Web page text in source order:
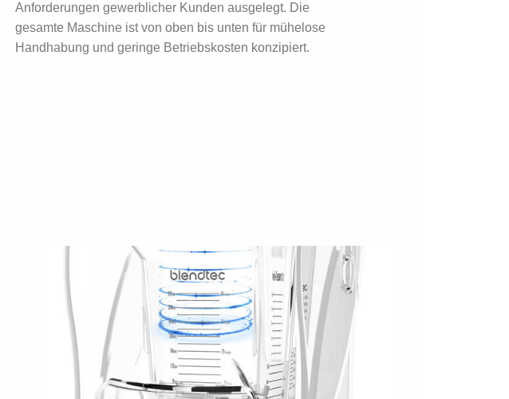
Anforderungen gewerblicher Kunden ausgelegt. Die
gesamte Maschine ist von oben bis unten für mühelose
Handhabung und geringe Betriebskosten konzipiert.